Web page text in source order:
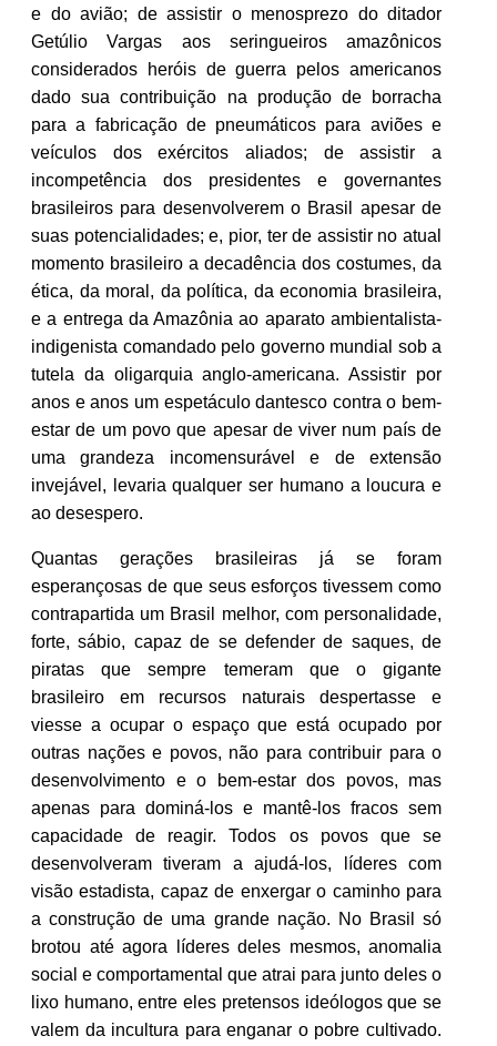
e do avião; de assistir o menosprezo do ditador
Getúlio Vargas aos seringueiros amazônicos
considerados heróis de guerra pelos americanos
dado sua contribuição na produção de borracha
para a fabricação de pneumáticos para aviões e
veículos dos exércitos aliados; de assistir a
incompetência dos presidentes e governantes
brasileiros para desenvolverem o Brasil apesar de
suas potencialidades; e, pior, ter de assistir no atual
momento brasileiro a decadência dos costumes, da
ética, da moral, da política, da economia brasileira,
e a entrega da Amazônia ao aparato ambientalista-
indigenista comandado pelo governo mundial sob a
tutela da oligarquia anglo-americana. Assistir por
anos e anos um espetáculo dantesco contra o bem-
estar de um povo que apesar de viver num país de
uma grandeza incomensurável e de extensão
invejável, levaria qualquer ser humano a loucura e
ao desespero.
Quantas gerações brasileiras já se foram
esperançosas de que seus esforços tivessem como
contrapartida um Brasil melhor, com personalidade,
forte, sábio, capaz de se defender de saques, de
piratas que sempre temeram que o gigante
brasileiro em recursos naturais despertasse e
viesse a ocupar o espaço que está ocupado por
outras nações e povos, não para contribuir para o
desenvolvimento e o bem-estar dos povos, mas
apenas para dominá-los e mantê-los fracos sem
capacidade de reagir. Todos os povos que se
desenvolveram tiveram a ajudá-los, líderes com
visão estadista, capaz de enxergar o caminho para
a construção de uma grande nação. No Brasil só
brotou até agora líderes deles mesmos, anomalia
social e comportamental que atrai para junto deles o
lixo humano, entre eles pretensos ideólogos que se
valem da incultura para enganar o pobre cultivado.